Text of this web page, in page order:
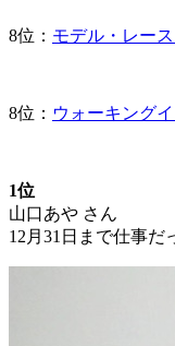
8位： モデル・レー
8位： ウォーキング
1位
山口あや さん
12月31日まで仕事だ